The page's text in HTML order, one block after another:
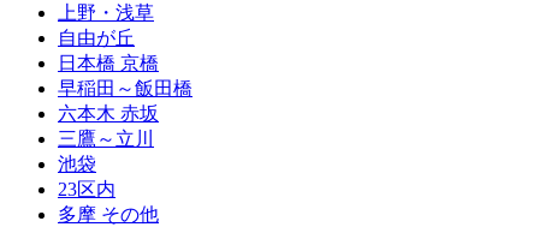
上野・浅草
自由が丘
日本橋 京橋
早稲田～飯田橋
六本木 赤坂
三鷹～立川
池袋
23区内
多摩 その他